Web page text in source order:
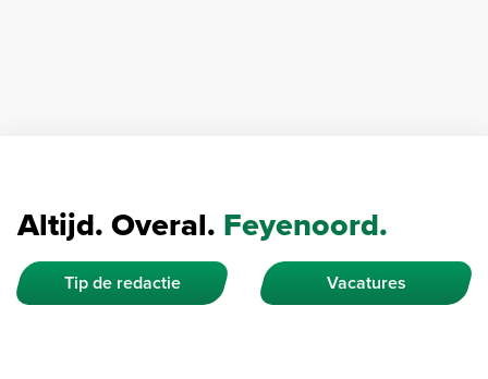
Altijd. Overal. Feyenoord.
Tip de redactie Vacatures